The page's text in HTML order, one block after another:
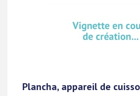
Plancha, appareil de